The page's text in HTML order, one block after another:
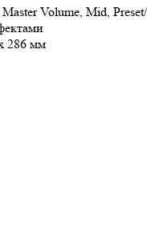
Volume, Mid,
286 мм